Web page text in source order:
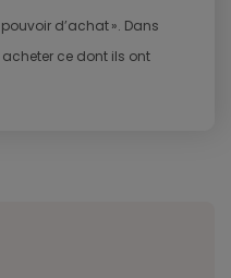
d’achat ». Dans
ce dont ils ont